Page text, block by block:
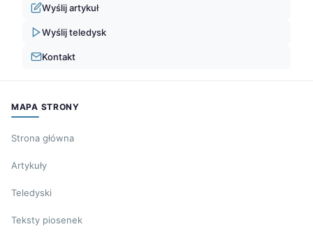
Wyślij artykuł
Wyślij teledysk
Kontakt
MAPA STRONY
Strona główna
Artykuły
Teledyski
Teksty piosenek